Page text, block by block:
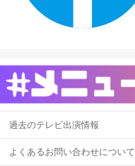
過去のテレビ出演情報
よくあるお問い合わせについて